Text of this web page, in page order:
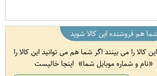
شما هم فروشنده این کالا شوید
کالا را می بینند اگر شما هم می توانید این کالا را
نام و شماره موبایل شما اینجا خالیست